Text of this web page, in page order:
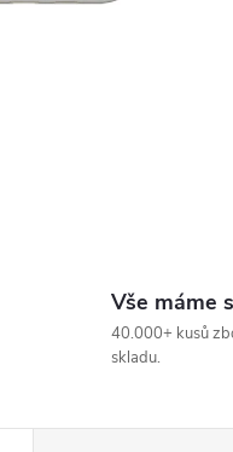
Vše máme
40.000+ kusů
skladu.